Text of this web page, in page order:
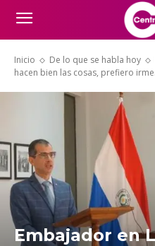
Inicio De lo que se habla hoy
hacen bien las cosas, prefiero
Embajador en